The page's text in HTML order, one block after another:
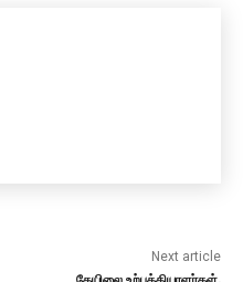
Next article